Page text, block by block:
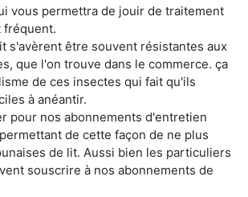
vous permettra de jouir de traitement
fréquent.
s'avèrent être souvent résistantes aux
que l'on trouve dans le commerce. ça
de ces insectes qui fait qu'ils
à anéantir.
pour nos abonnements d'entretien
de cette façon de ne plus
de lit. Aussi bien les particuliers
souscrire à nos abonnements de